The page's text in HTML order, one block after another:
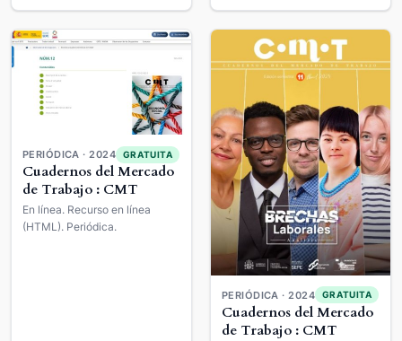
PERIÓDICA · 2024 GRATUITA
Cuadernos del Mercado
de Trabajo : CMT
En línea. Recurso en línea
(HTML). Periódica.
PERIÓDICA · 2024 GRATUITA
Cuadernos del Mercado
de Trabajo : CMT